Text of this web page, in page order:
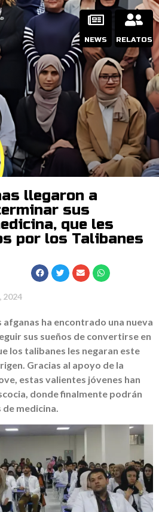
NEWS RELATOS
llegaron a
sus
que les
por los Talibanes
2024
afganas ha encontrado una nueva
sus sueños de convertirse en
los talibanes les negaran este
Gracias al apoyo de la
estas valientes jóvenes han
donde finalmente podrán
medicina.